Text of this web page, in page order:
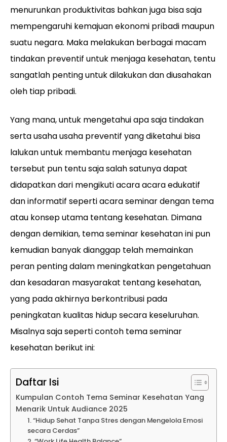
menurunkan produktivitas bahkan juga bisa saja
mempengaruhi kemajuan ekonomi pribadi maupun
suatu negara. Maka melakukan berbagai macam
tindakan preventif untuk menjaga kesehatan, tentu
sangatlah penting untuk dilakukan dan diusahakan
oleh tiap pribadi.
Yang mana, untuk mengetahui apa saja tindakan
serta usaha usaha preventif yang diketahui bisa
lalukan untuk membantu menjaga kesehatan
tersebut pun tentu saja salah satunya dapat
didapatkan dari mengikuti acara acara edukatif
dan informatif seperti acara seminar dengan tema
atau konsep utama tentang kesehatan. Dimana
dengan demikian, tema seminar kesehatan ini pun
kemudian banyak dianggap telah memainkan
peran penting dalam meningkatkan pengetahuan
dan kesadaran masyarakat tentang kesehatan,
yang pada akhirnya berkontribusi pada
peningkatan kualitas hidup secara keseluruhan.
Misalnya saja seperti contoh tema seminar
kesehatan berikut ini:
Daftar Isi
Kumpulan Contoh Tema Seminar Kesehatan Yang
Menarik Untuk Audiance 2025
1. “Hidup Sehat Tanpa Stres dengan Mengelola Emosi
secara Cerdas”